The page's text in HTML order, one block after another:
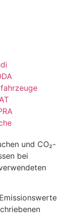
und CO₂-
bei